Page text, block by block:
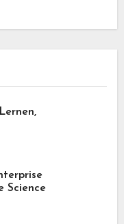
Science